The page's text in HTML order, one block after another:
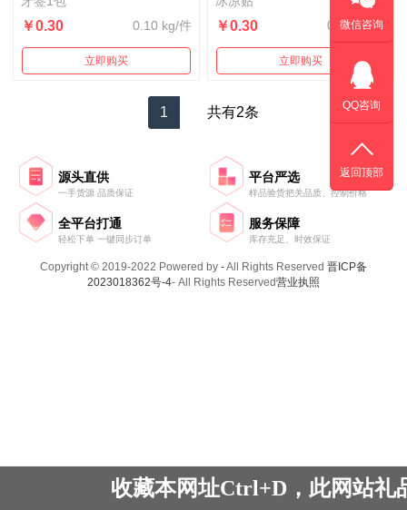
￥0.30 0.10 kg/件
立即购买
￥0.30 0.10 kg/件
立即购买
1 共有2条
源头直供
一手货源 品质保证
平台严选
样品验货把关品质、控制价格
全平台打通
轻松下单 一键同步订单
服务保障
库存充足、时效保证
Copyright © 2019-2022 Powered by -All Rights Reserved 晋ICP备
2023018362号-4- All Rights Reserved营业执照
收藏本网址Ctrl+D，此网站礼
微信咨询
QQ咨询
返回顶部